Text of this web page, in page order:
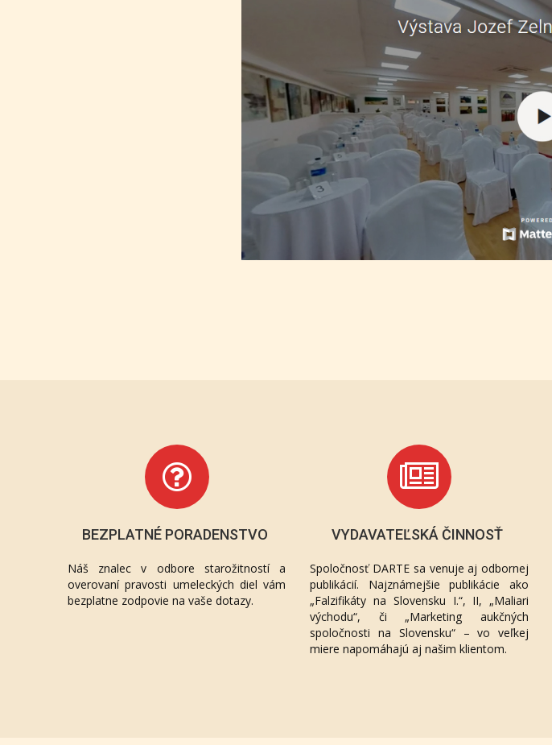
BEZPLATNÉ PORADENSTVO
Náš znalec v odbore starožitností a
overovaní pravosti umeleckých diel vám
bezplatne zodpovie na vaše dotazy.
VYDAVATEĽSKÁ ČINNOSŤ
Spoločnosť DARTE sa venuje aj odbornej
publikácií. Najznámejšie publikácie ako
„Falzifikáty na Slovensku I.“, II, „Maliari
východu“, či „Marketing aukčných
spoločnosti na Slovensku“ – vo veľkej
miere napomáhajú aj našim klientom.